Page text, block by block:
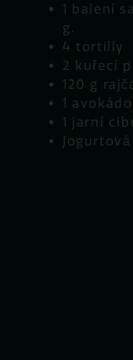
1 balení
g.
4 tortilly
2 kuřecí
120 g
1 avokádo
1 jarní